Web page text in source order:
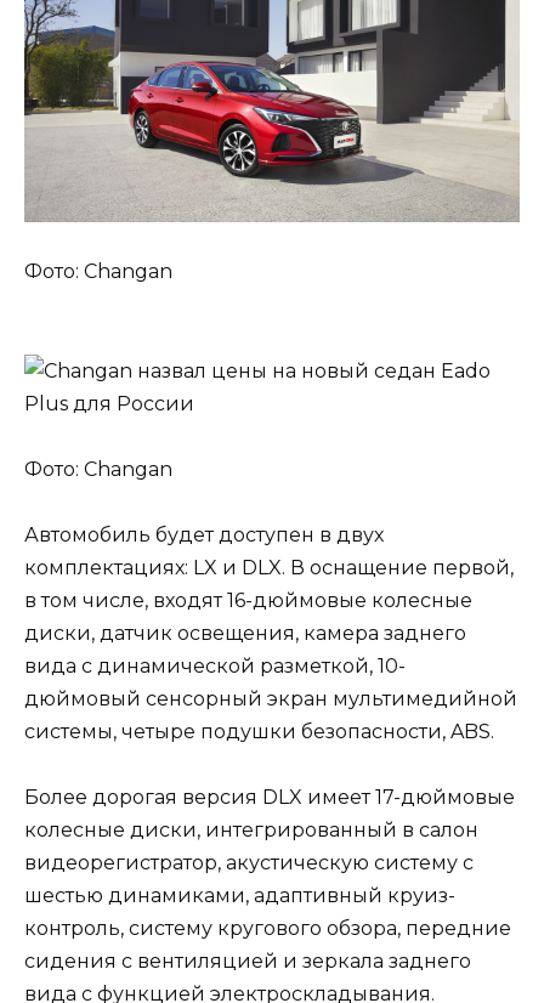
Фото: Changan
Фото: Changan
Автомобиль будет доступен в двух
комплектациях: LX и DLX. В оснащение первой,
в том числе, входят 16-дюймовые колесные
диски, датчик освещения, камера заднего
вида с динамической разметкой, 10-
дюймовый сенсорный экран мультимедийной
системы, четыре подушки безопасности, ABS.
Более дорогая версия DLX имеет 17-дюймовые
колесные диски, интегрированный в салон
видеорегистратор, акустическую систему с
шестью динамиками, адаптивный круиз-
контроль, систему кругового обзора, передние
сидения с вентиляцией и зеркала заднего
вида с функцией электроскладывания.